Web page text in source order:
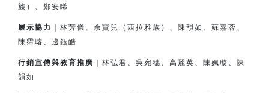
族）、鄭安睎
展示協力
｜林芳儀、余寶兒（西拉雅族）、陳韻如、蘇嘉蓉、
陳霈璿、邊鈺皓
行銷宣傳與教育推廣
｜林弘君、吳宛穗、高麗英、陳姵璇、陳
韻如